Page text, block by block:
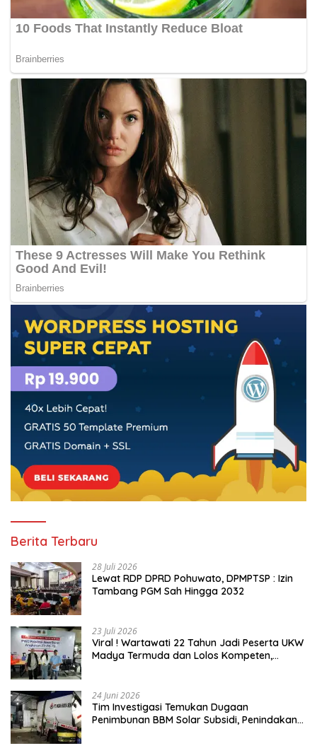
Berita Terbaru
28 Juli 2026
Lewat RDP DPRD Pohuwato, DPMPTSP : Izin
Tambang PGM Sah Hingga 2032
23 Juli 2026
Viral ! Wartawati 22 Tahun Jadi Peserta UKW
Madya Termuda dan Lolos Kompeten,
24 Juni 2026
Tim Investigasi Temukan Dugaan
Penimbunan BBM Solar Subsidi, Penindakan